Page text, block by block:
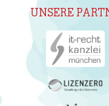
UNSERE